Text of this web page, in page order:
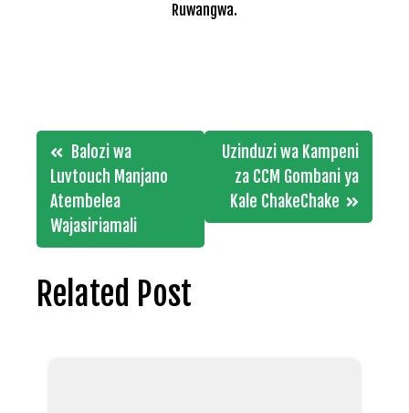
Ruwangwa.
Post
navigation
Balozi wa
Luvtouch Manjano
Atembelea
Wajasiriamali
Uzinduzi wa Kampeni
za CCM Gombani ya
Kale ChakeChake
Related Post